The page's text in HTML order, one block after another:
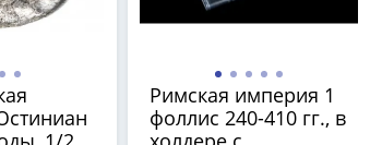
Римская империя 1
фоллис 240-410 гг., в